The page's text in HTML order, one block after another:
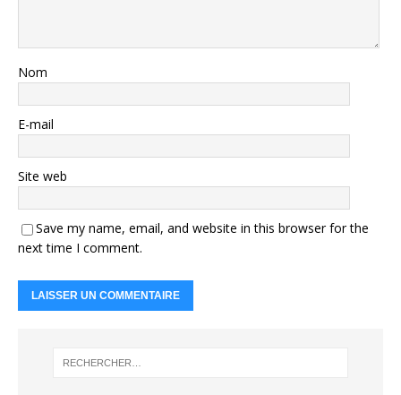
Nom
E-mail
Site web
Save my name, email, and website in this browser for the
next time I comment.